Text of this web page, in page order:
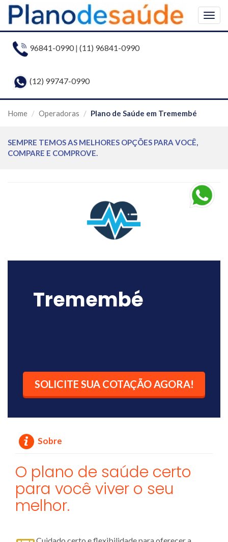
96841-0990| (11) 96841-0990
(12) 99747-0990
Home Operadoras Plano de Saúde em Tremembé
SEMPRE TEMOS AS MELHORES OPÇÕES PARA VOCÊ,
COMPARE E COMPROVE.
Tremembé
SOLICITE SUA COTAÇÃO AGORA!
Sobre
O plano de saúde certo
para você viver o seu
melhor.